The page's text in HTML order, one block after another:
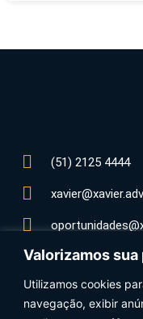
Valorizamos
Utilizamos cookies
navegação, exibir
(51) 2125 4444
Rua Santo